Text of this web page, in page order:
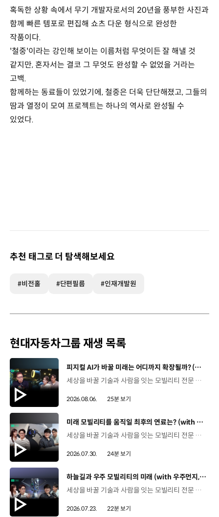
혹독한 상황 속에서 무기 개발자로서의 20년을 풍부한 사진과
함께 빠른 템포로 편집해 쇼츠 다운 형식으로 완성한
작품이다.
'철중'이라는 강인해 보이는 이름처럼 무엇이든 잘 해낼 것
같지만, 혼자서는 결코 그 무엇도 완성할 수 없었을 거라는
고백.
함께하는 동료들이 있었기에, 철중은 더욱 단단해졌고, 그들의
땀과 열정이 모여 프로젝트는 하나의 역사로 완성될 수
있었다.
추천 태그로 더 탐색해보세요
#비전홀 #단편필름 #인재개발원
현대자동차그룹 재생 목록
[동영상]
피지컬 AI가 바꿀 미래는 어디까지 확장될까? (with 카이스트 김대식 교수) | 현대진행형 팟캐스트 EP. 22
세상을 바꿀 기술과 사람을 잇는 모빌리티 전문 팟캐스트, 현대진행형. 🔊과학커뮤니케이터 이독실, 여도은 앵커‬,그리고 카이스트 김대식 교수와 함께했습니다. 이제는 AI가 물건을 옮기고, 사람을 돕고, 함께 일하는 시대! 스물두 번째 에피소드에서는 몸을 가진 AI, ‘피지컬 AI’를 주제로휴머노이드가 사람을 닮은 이유부터 산업과 일상에 가져올 변화,그리고 현대자동차그룹이 준비하는 피지컬 AI의 미래까지 이야기합니다. 화면 밖을 나와 몸을 갖게 된 AI, 우리의 일상은 어떻게 달라질까요?현대진행형 22편에서 확인해 보세요. 현대진행형 팟빵 ▶현대진행형 애플 팟캐스트 ▶현대진행형 스포티파이 ▶ 00:00 하이라이트00:37 출연진 소개01:00 몸을 가진 AI, 피지컬 AI란?01:31 10년 만에 달라진 휴머노이드 기술02:42 도구로 능력을 확장해 온 인간04:51 인간의 의지까지 확장하는 AI05:30 휴머노이드는 왜 사람을 닮았을까?07:18 휴머노이드 개발에 남은 가장 큰 과제07:31 인간의 손과 다른 아틀라스의 손08:36 피지컬 AI가 가장 먼저 필요한 분야09:32 AI 시대, 노동의 의미는 달라질까?12:13 아직 1%도 시작하지 않은 피지컬 AI16:28 현대자동차그룹이 준비해 온 피지컬 AI17:31 미래 모빌리티는 어떤 모습일까?19:14 현대자동차그룹이 가진 풀스택 경쟁력20:10 피지컬 AI의 성능을 결정하는 모션 데이터22:49 휴머노이드와 함께 일하는 시대23:51 클로징 *본 영상에 포함된 참여자의 의견은 현대자동차그룹의 공식 입장과 다를 수 있습니다. #현대자동차그룹 #현대진행형 #모빌리티팟캐스트 #피지컬AI #휴머노이드 #보스턴다이나믹스 #아틀라스 #미래모빌리티 #모빌리티 #팟캐스트
2026.08.06. 25분 보기
[동영상]
미래 모빌리티를 움직일 최후의 연료는? (with 우주먼지, 항성) | 현대진행형 팟캐스트 EP. 21
세상을 바꿀 기술과 사람을 잇는 모빌리티 전문 팟캐스트, 현대진행형. 🔊 과학커뮤니케이터 이독실, 여도은 앵커,그리고 천문학자 우주먼지, 과학커뮤니케이터 항성과 함께했습니다. 휘발유부터 전기차, 수소전기차, 하이브리드까지미래 모빌리티를 움직일 연료는 무엇일까요? 스물한 번째 에피소드에서는 자동차의 '연료'를 주제로다양한 에너지가 만들어갈 미래 모빌리티 라이프스타일을 이야기합니다. 연료가 바뀌면 자동차도, 우리의 이동 방식도 달라지지 않을까요?현대진행형 21편에서 확인해 보세요. 현대진행형 팟빵▶ 현대진행형 애플 팟캐스트▶현대진행형 스포티파이▶ 00:00 하이라이트00:21 인트로 / 자기소개00:58 자동차의 성격, 무엇으로 결정될까?03:38 연료란, 자동차의 성격을 결정하는 DNA04:24 휘발유는 어떻게 연료 경쟁에서 살아남았을까06:09 휘발유의 과거와 현재, 유연휘발유 속 납성분07:02 지구를 납으로 오염시키던 유연휘발유가 사라진 이유08:47 달리는 전자제품이 된 자동차, SDV 시대로의 전환09:46 '기계공학' 시스템에서 '소프트웨어'로 변화하는 모빌리티11:18 친환경차 시대가 오기까지의 기술적 과제11:43 전기차 배터리가 풀어야 할 숙제12:25 배터리를 관리하는 BMS 기술13:51 수소전기차, 인프라가 먼저일까 수요가 먼저일까?14:23 수소가 청정 연료로 주목받는 이유15:08 우주에서 가장 흔한 원소, 수소 생산과 운송의 현실적인 과제16:49 수소가 필요한 모빌리티는 따로 있다18:21 하이브리드가 대세인 시대, 그 이유는? 19:26 하이브리드는 연료 과도기를 견디게 해주는 기술21:44 전기·수소·하이브리드를 함께 준비하는 멀티 파워트레인 전략이란?23:30 클로징 *본 영상에 포함된 참여자의 의견은 현대자동차그룹의 공식 입장과 다를 수 있습니다. #현대자동차그룹 #현대진행형 #모빌리티팟캐스트 #전기차 #수소전기차 #연료 #에너지 #미래모빌리티 #모빌리티 #팟캐스트
2026.07.30. 24분 보기
[동영상]
하늘길과 우주 모빌리티의 미래 (with 우주먼지, 항성) | 현대진행형 팟캐스트 EP. 20
세상을 바꿀 기술과 사람을 잇는 모빌리티 전문 팟캐스트, 현대진행형. 🔊 과학커뮤니케이터 이독실, 여도은 앵커,그리고 천문학자 우주먼지, 과학커뮤니케이터 항성과 함께했습니다. 우주정거장을 거쳐 뉴욕으로 향하는 미래를 상상해본 적 있나요?스무 번째 에피소드에서는 하늘 위 교통 체계와 이동 수단의 모습,그리고 지상을 넘어 우주로 확장되는 모빌리티의 가능성까지 살펴봅니다. 하늘길이 열리면 우리의 일상은 어떻게 달라질지,현대진행형 20편에서 확인해 보세요. 현대진행형 팟빵▶현대진행형 애플 팟캐스트▶현대진행형 스포티파이▶ 00:00 하이라이트00:24 인트로 / 자기소개00:47 하늘길의 교통은 어떻게 다를까02:33 하늘의 교통 관제 시스템03:10 하늘을 나는 자동차의 모습은?05:10 미래 하늘길의 동력원과 연료06:42 휘발유 대신 항공유가 쓰일 가능성07:18 자동차에서 모빌리티로의 변화08:13 하늘길 시대의 도로와 도시10:02 우주 모빌리티는 어디까지 가능할까12:18 우주를 경험하는 미래12:57 우주로 확장되는 모빌리티13:30 하늘과 우주에서 좋은 차의 기준은?14:54 우주 관광은 누구나 가능할까16:35 현대로템과 한국 우주 산업의 미래18:37 미래 모빌리티가 바꿀 우리의 일상 *본 영상에 포함된 참여자의 의견은 현대자동차그룹의 공식 입장과 다를 수 있습니다. #현대자동차그룹 #현대진행형 #모빌리티팟캐스트 #UAM #스카이모빌리티 #하늘길 #자율주행 #우주 #우주항공 #모빌리티 #팟캐스트
2026.07.23. 22분 보기